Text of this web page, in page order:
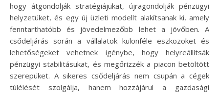
hogy átgondolják stratégiájukat, újragondolják pénzügyi
helyzetüket, és egy új üzleti modellt alakítsanak ki, amely
fenntarthatóbb és jövedelmezőbb lehet a jövőben. A
csődeljárás során a vállalatok különféle eszközöket és
lehetőségeket vehetnek igénybe, hogy helyreállítsák
pénzügyi stabilitásukat, és megőrizzék a piacon betöltött
szerepüket. A sikeres csődeljárás nem csupán a cégek
túlélését szolgálja, hanem hozzájárul a gazdasági